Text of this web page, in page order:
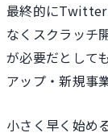
最終的にTwitter
なくスクラッチ
が必要だとして
アップ・新規事
小さく早く始め